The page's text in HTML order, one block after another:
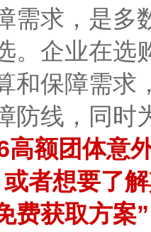
需求，是多
。企业在选
和保障需求
防线，同时
高额团体意
者想要了
费获取方案